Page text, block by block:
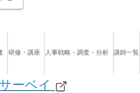
研修・講座 人事戦略・調査・分析 講師一覧
ーベイ